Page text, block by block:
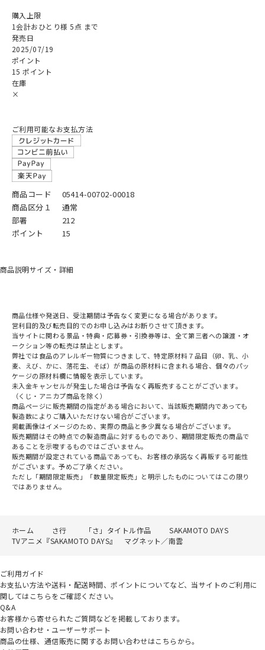
購入上限
1会計おひとり様 5点 まで
発売日
2025/07/19
ポイント
15 ポイント
在庫
×
ご利用可能なお支払方法
商品コード
05414-00702-00018
商品区分１
通常
部署
212
ポイント
15
商品説明サイズ・詳細
商品仕様や発送日、受注期間は予告なく変更になる場合があります。
営利目的及び転売目的でのお申し込みはお断りさせて頂きます。
当サイトに関わる景品・特典・応募券・引換券等は、全て第三者への譲渡・オ
ークション等の転売は禁止とします。
弊社では食品のアレルギー物質につきまして、特定原材料７品目（卵、乳、小
麦、えび、かに、落花生、そば）が商品の原材料に含まれる場合、個々のパッ
ケージの原材料欄に情報を表示しています。
未入金キャンセルが発生した場合は予告なく再販売することがございます。
（くじ・アニカプ商品を除く）
商品ページに販売期間の指定がある場合において、当該販売期間内であっても
製造数によりご購入いただけない場合がございます。
掲載画像はイメージのため、実際の商品と多少異なる場合がございます。
販売期間はその時点での製造商品に対するものであり、期間限定販売の商品で
あることを示唆するものではございません。
販売期間が設定されている商品であっても、お客様の承諾なく再販する可能性
がございます。予めご了承ください。
ただし「期間限定販売」「数量限定販売」と明示したものについてはこの限り
ではありません。
ホーム さ行 「さ」タイトル作品
SAKAMOTO DAYS
TVアニメ『SAKAMOTO DAYS』 マグネット／南雲
ご利用ガイド
お支払い方法や送料・配送時間、ポイントについてなど、当サイトのご利用に
関してはこちらをご確認ください。
Q&A
お客様から寄せられたご質問などを掲載しております。
お問い合わせ・ユーザーサポート
商品の仕様、通信販売に関するお問い合わせはこちらから。